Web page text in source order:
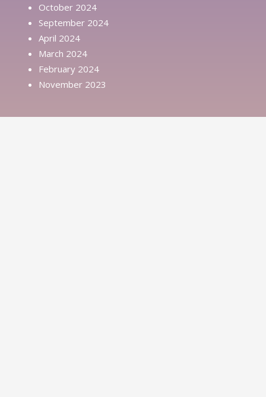
October 2024
September 2024
April 2024
March 2024
February 2024
November 2023